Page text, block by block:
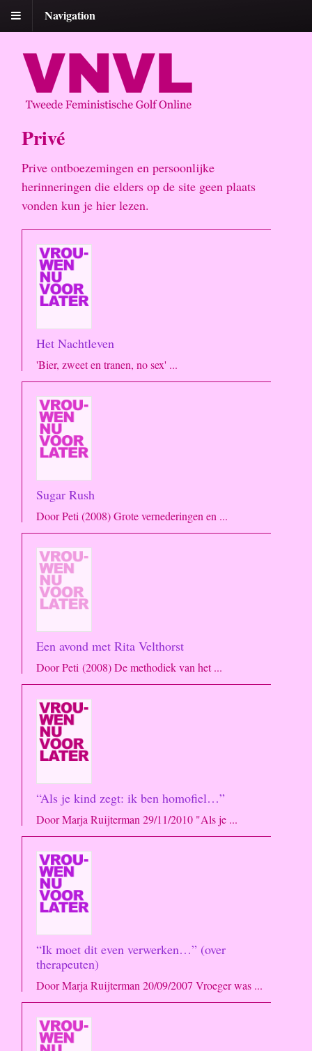
Navigation
Privé
Prive ontboezemingen en persoonlijke
herinneringen die elders op de site geen plaats
vonden kun je hier lezen.
Het Nachtleven
'Bier, zweet en tranen, no sex' ...
Sugar Rush
Door Peti (2008) Grote vernederingen en ...
Een avond met Rita Velthorst
Door Peti (2008) De methodiek van het ...
“Als je kind zegt: ik ben homofiel…”
Door Marja Ruijterman 29/11/2010 "Als je ...
“Ik moet dit even verwerken…” (over
therapeuten)
Door Marja Ruijterman 20/09/2007 Vroeger was ...